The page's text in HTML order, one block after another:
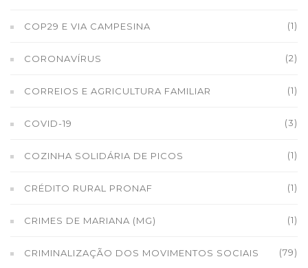
COP29 E VIA CAMPESINA (1)
CORONAVÍRUS (2)
CORREIOS E AGRICULTURA FAMILIAR (1)
COVID-19 (3)
COZINHA SOLIDÁRIA DE PICOS (1)
CRÉDITO RURAL PRONAF (1)
CRIMES DE MARIANA (MG) (1)
CRIMINALIZAÇÃO DOS MOVIMENTOS SOCIAIS (79)